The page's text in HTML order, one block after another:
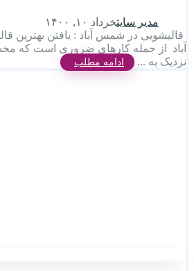
مدیر سایتخرداد ۱۰, ۱۴۰۰
قالیشویی در شمس آباد : یافتن بهترین
آباد از جمله کارهای ضروری است که
نزدیک به ...
ادامه مطلب